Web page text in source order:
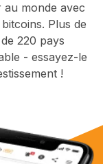
monde avec
Plus de
220 pays
- essayez-le
!